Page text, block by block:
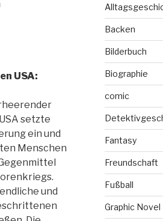
USA:
setzte
ein und
Menschen
und
Backen
Bilderbuch
Biographie
comic
Fantasy
Freundschaft
Fußball
Graphic Novel